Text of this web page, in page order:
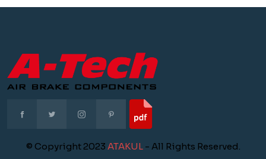
© Copyright 2023 ATAKUL- All Rights Reserved.